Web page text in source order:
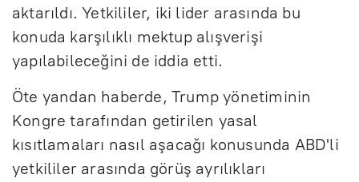
aktarıldı. Yetkililer, iki lider arasında bu
konuda karşılıklı mektup alışverişi
yapılabileceğini de iddia etti.
Öte yandan haberde, Trump yönetiminin
Kongre tarafından getirilen yasal
kısıtlamaları nasıl aşacağı konusunda ABD'li
yetkililer arasında görüş ayrılıkları